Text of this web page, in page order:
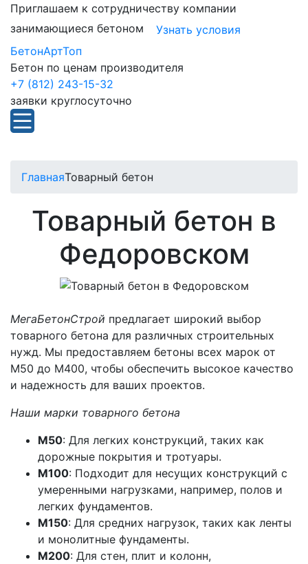
Приглашаем к сотрудничеству компании
занимающиеся бетоном
Узнать условия
БетонАртТоп
Бетон по ценам производителя
+7 (812) 243-15-32
заявки круглосуточно
ГлавнаяТоварный бетон
Товарный бетон в
Федоровском
МегаБетонСтрой предлагает широкий выбор
товарного бетона для различных строительных
нужд. Мы предоставляем бетоны всех марок от
М50 до М400, чтобы обеспечить высокое качество
и надежность для ваших проектов.
Наши марки товарного бетона
М50: Для легких конструкций, таких как
дорожные покрытия и тротуары.
М100: Подходит для несущих конструкций с
умеренными нагрузками, например, полов и
легких фундаментов.
М150: Для средних нагрузок, таких как ленты
и монолитные фундаменты.
М200: Для стен, плит и колонн,